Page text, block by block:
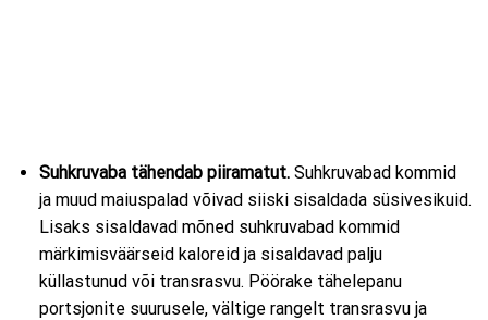
Suhkruvaba tähendab piiramatut.Suhkruvabad kommid
ja muud maiuspalad võivad siiski sisaldada süsivesikuid.
Lisaks sisaldavad mõned suhkruvabad kommid
märkimisväärseid kaloreid ja sisaldavad palju
küllastunud või transrasvu. Pöörake tähelepanu
portsjonite suurusele, vältige rangelt transrasvu ja